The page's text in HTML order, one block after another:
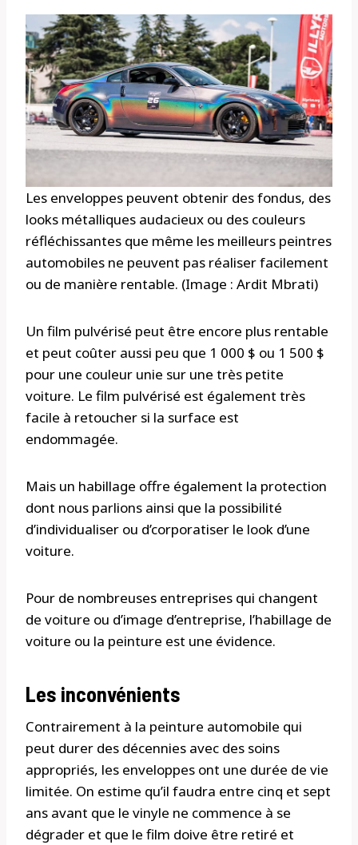
Les enveloppes peuvent obtenir des fondus, des
looks métalliques audacieux ou des couleurs
réfléchissantes que même les meilleurs peintres
automobiles ne peuvent pas réaliser facilement
ou de manière rentable. (Image : Ardit Mbrati)
Un film pulvérisé peut être encore plus rentable
et peut coûter aussi peu que 1 000 $ ou 1 500 $
pour une couleur unie sur une très petite
voiture. Le film pulvérisé est également très
facile à retoucher si la surface est
endommagée.
Mais un habillage offre également la protection
dont nous parlions ainsi que la possibilité
d’individualiser ou d’corporatiser le look d’une
voiture.
Pour de nombreuses entreprises qui changent
de voiture ou d’image d’entreprise, l’habillage de
voiture ou la peinture est une évidence.
Les inconvénients
Contrairement à la peinture automobile qui
peut durer des décennies avec des soins
appropriés, les enveloppes ont une durée de vie
limitée. On estime qu’il faudra entre cinq et sept
ans avant que le vinyle ne commence à se
dégrader et que le film doive être retiré et